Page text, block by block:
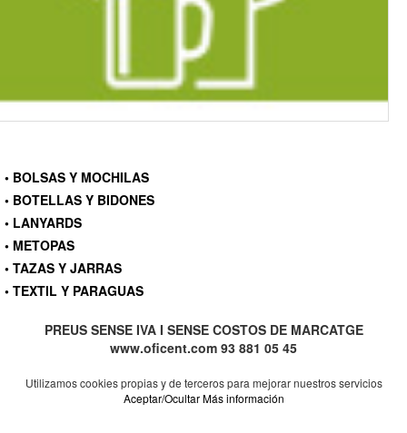
• BOLSAS Y MOCHILAS
• BOTELLAS Y BIDONES
• LANYARDS
• METOPAS
• TAZAS Y JARRAS
• TEXTIL Y PARAGUAS
PREUS SENSE IVA I SENSE COSTOS DE MARCATGE
www.oficent.com 93 881 05 45
Utilizamos cookies propias y de terceros para mejorar nuestros servicios
Aceptar/Ocultar Más información